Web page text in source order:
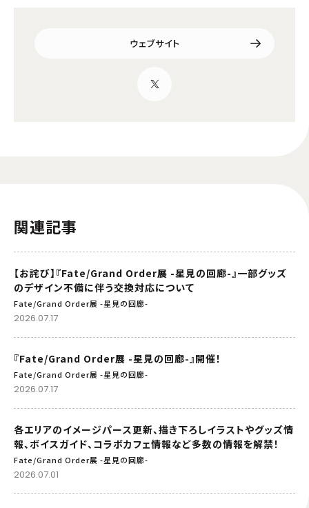
ウェブサイト
関連記事
【お詫び】『Fate/Grand Order展 -星見の回廊-』一部グッズ
のデザイン不備に伴う交換対応について
Fate/Grand Order展 -星見の回廊-
2026.07.17
『Fate/Grand Order展 -星見の回廊-』開催！
Fate/Grand Order展 -星見の回廊-
2026.07.17
各エリアのイメージパース更新、描き下ろしイラストやグッズ情
報、ボイスガイド、コラボカフェ情報など多数の情報を解禁！
Fate/Grand Order展 -星見の回廊-
2026.07.01